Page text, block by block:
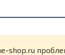
shop.ru